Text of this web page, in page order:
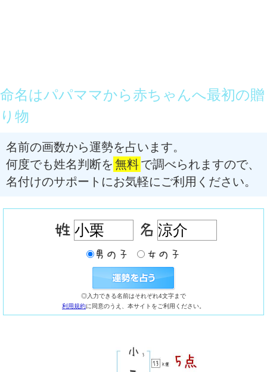
命名はパパママから赤ちゃんへ最初の贈
り物
名前の画数から運勢を占います。
何度でも姓名判断を 無料で調べられますので、
名付けのサポートにお気軽にご利用ください。
◎入力できる名前はそれぞれ4文字まで
利用規約に同意のうえ、本サイトをご利用ください。